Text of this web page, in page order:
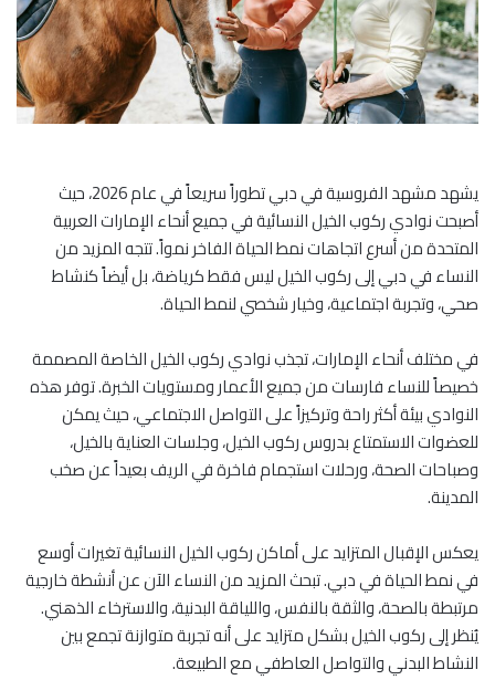
يشهد مشهد الفروسية في دبي تطوراً سريعاً في عام 2026، حيث
أصبحت نوادي ركوب الخيل النسائية في جميع أنحاء الإمارات العربية
المتحدة من أسرع اتجاهات نمط الحياة الفاخر نمواً. تتجه المزيد من
النساء في دبي إلى ركوب الخيل ليس فقط كرياضة، بل أيضاً كنشاط
صحي، وتجربة اجتماعية، وخيار شخصي لنمط الحياة.
في مختلف أنحاء الإمارات، تجذب نوادي ركوب الخيل الخاصة المصممة
خصيصاً للنساء فارسات من جميع الأعمار ومستويات الخبرة. توفر هذه
النوادي بيئة أكثر راحة وتركيزاً على التواصل الاجتماعي، حيث يمكن
للعضوات الاستمتاع بدروس ركوب الخيل، وجلسات العناية بالخيل،
وصباحات الصحة، ورحلات استجمام فاخرة في الريف بعيداً عن صخب
المدينة.
يعكس الإقبال المتزايد على أماكن ركوب الخيل النسائية تغيرات أوسع
في نمط الحياة في دبي. تبحث المزيد من النساء الآن عن أنشطة خارجية
مرتبطة بالصحة، والثقة بالنفس، واللياقة البدنية، والاسترخاء الذهني.
يُنظر إلى ركوب الخيل بشكل متزايد على أنه تجربة متوازنة تجمع بين
النشاط البدني والتواصل العاطفي مع الطبيعة.